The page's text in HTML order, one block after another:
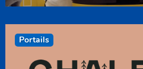
Portails